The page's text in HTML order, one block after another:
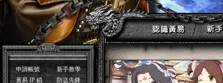
申請帳號
黃易 IP 鎖
新手教學
防盜先鋒